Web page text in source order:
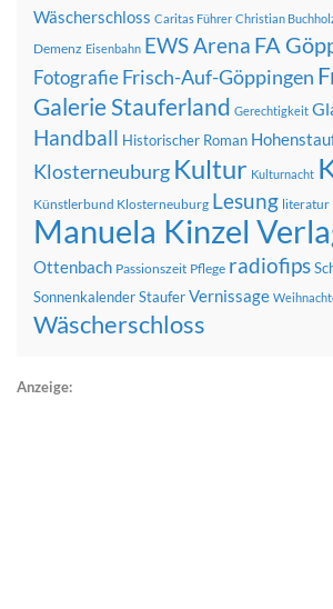
Wäscherschloss Caritas Führer Christian
Demenz Eisenbahn EWS Arena FA
FotografieFrisch-Auf-Göppingen
Galerie Stauferland Gerechtigkeit
Handball Historischer Roman
Klosterneuburg Kultur Kulturnacht
Künstlerbund Klosterneuburg Lesung literatur
Manuela Kinzel
Ottenbach Passionszeit Pflege radiofips
SonnenkalenderStauferVernissage
Wäscherschloss
Anzeige: